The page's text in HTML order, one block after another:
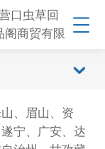
、眉山、资
宁、广安、达